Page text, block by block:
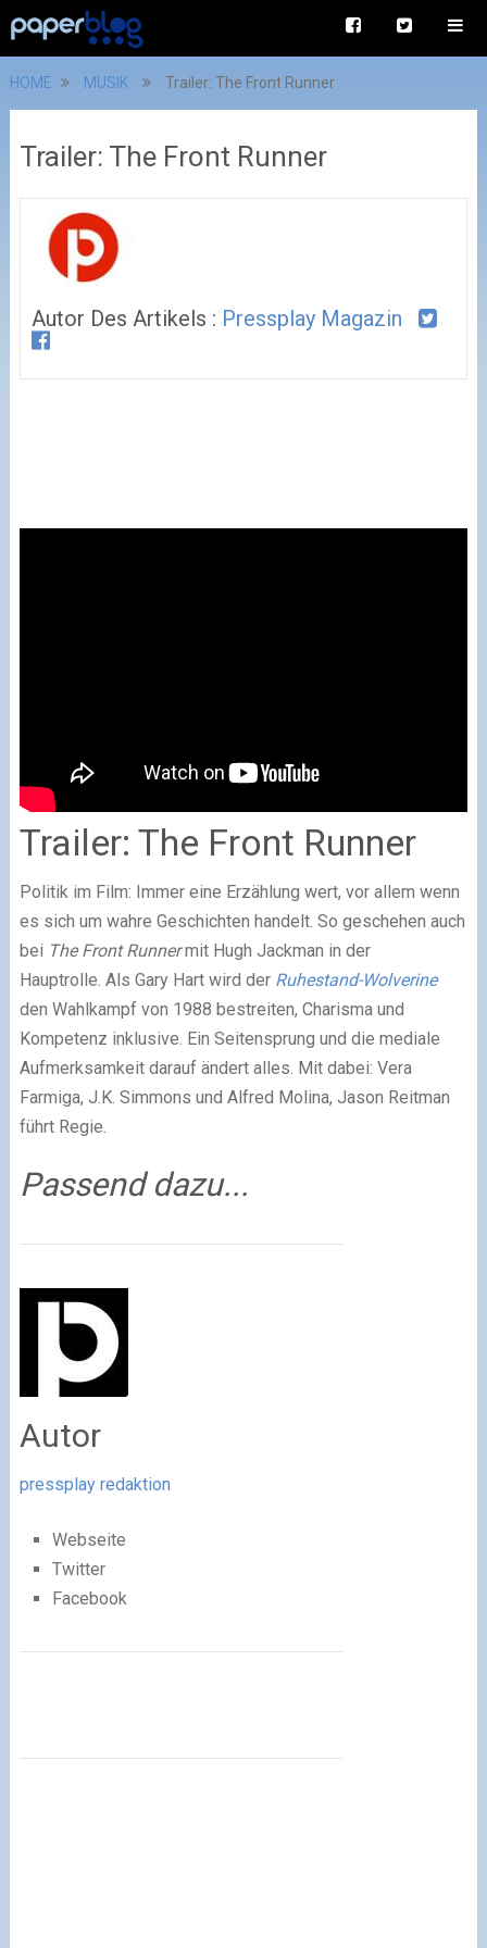
HOME MUSIK Trailer: The Front Runner
Trailer: The Front Runner
Autor Des Artikels : Pressplay Magazin
Trailer: The Front Runner
Politik im Film: Immer eine Erzählung wert, vor allem wenn
es sich um wahre Geschichten handelt. So geschehen auch
bei The Front Runnermit Hugh Jackman in der
Hauptrolle. Als Gary Hart wird der Ruhestand-Wolverine
den Wahlkampf von 1988 bestreiten, Charisma und
Kompetenz inklusive. Ein Seitensprung und die mediale
Aufmerksamkeit darauf ändert alles. Mit dabei: Vera
Farmiga, J.K. Simmons und Alfred Molina, Jason Reitman
führt Regie.
Passend dazu...
Autor
pressplay redaktion
Webseite
Twitter
Facebook